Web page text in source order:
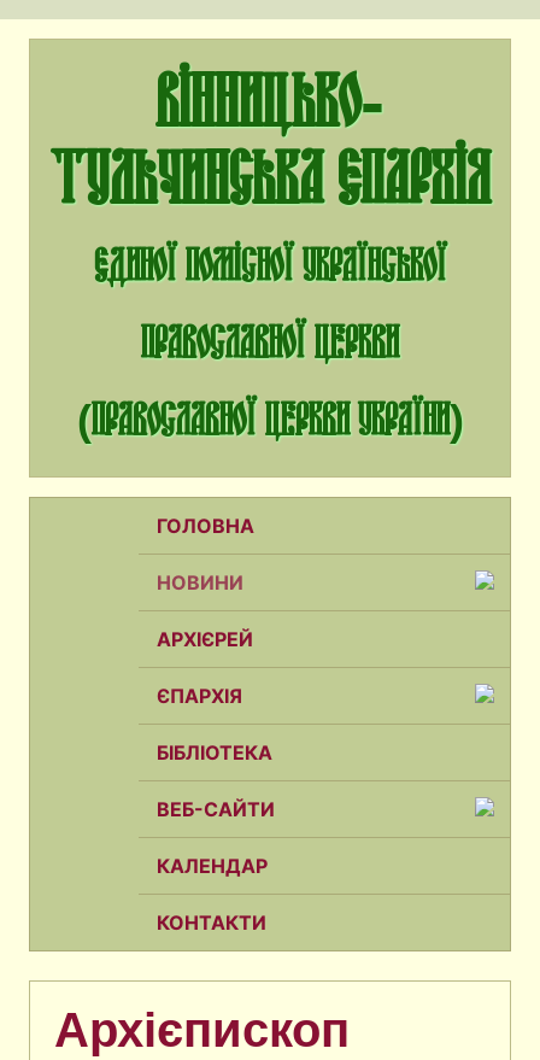
Вінницько-
Тульчинська єпархія
єдиної помісної Української
Православної Церкви
(Православної Церкви України)
ГОЛОВНА
НОВИНИ
АРХІЄРЕЙ
ЄПАРХІЯ
БІБЛІОТЕКА
ВЕБ-САЙТИ
КАЛЕНДАР
КОНТАКТИ
Архієпископ